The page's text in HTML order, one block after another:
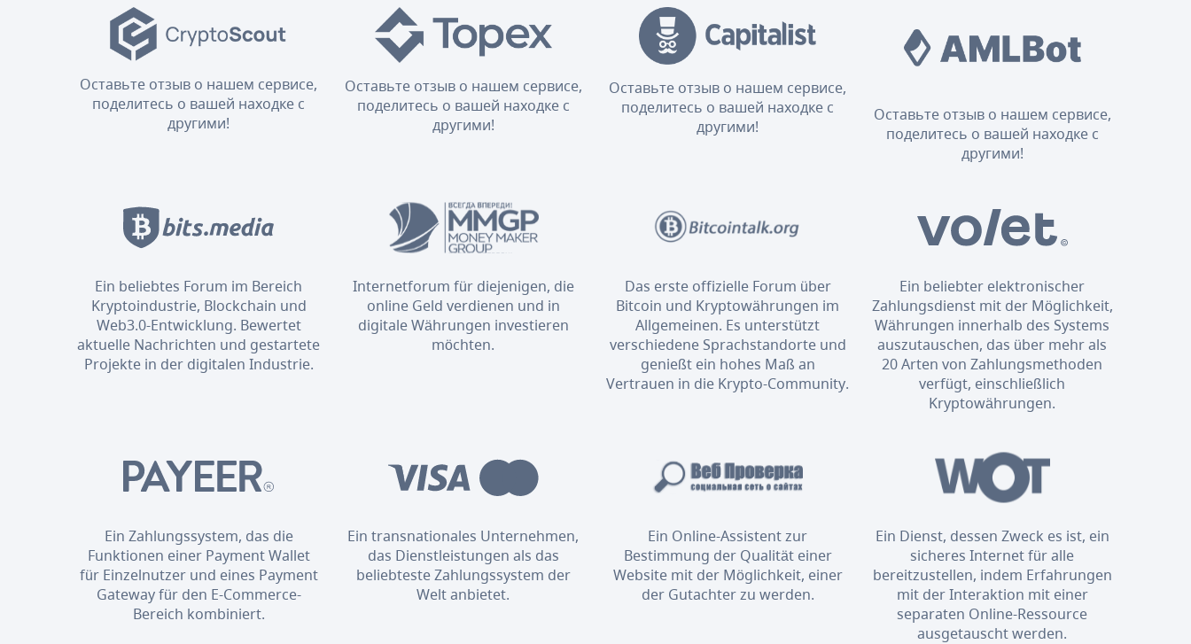
Оставьте отзыв о нашем сервисе,
поделитесь о вашей находке с
другими!
Оставьте отзыв о нашем сервисе,
поделитесь о вашей находке с
другими!
Оставьте отзыв о нашем сервисе,
поделитесь о вашей находке с
другими!
Оставьте отзыв о нашем сервисе,
поделитесь о вашей находке с
другими!
Ein beliebtes Forum im Bereich
Kryptoindustrie, Blockchain und
Web3.0-Entwicklung. Bewertet
aktuelle Nachrichten und gestartete
Projekte in der digitalen Industrie.
Internetforum für diejenigen, die
online Geld verdienen und in
digitale Währungen investieren
möchten.
Das erste offizielle Forum über
Bitcoin und Kryptowährungen im
Allgemeinen. Es unterstützt
verschiedene Sprachstandorte und
genießt ein hohes Maß an
Vertrauen in die Krypto-Community.
Ein beliebter elektronischer
Zahlungsdienst mit der Möglichkeit,
Währungen innerhalb des Systems
auszutauschen, das über mehr als
20 Arten von Zahlungsmethoden
verfügt, einschließlich
Kryptowährungen.
Ein Zahlungssystem, das die
Funktionen einer Payment Wallet
für Einzelnutzer und eines Payment
Gateway für den E-Commerce-
Bereich kombiniert.
Ein transnationales Unternehmen,
das Dienstleistungen als das
beliebteste Zahlungssystem der
Welt anbietet.
Ein Online-Assistent zur
Bestimmung der Qualität einer
Website mit der Möglichkeit, einer
der Gutachter zu werden.
Ein Dienst, dessen Zweck es ist, ein
sicheres Internet für alle
bereitzustellen, indem Erfahrungen
mit der Interaktion mit einer
separaten Online-Ressource
ausgetauscht werden.